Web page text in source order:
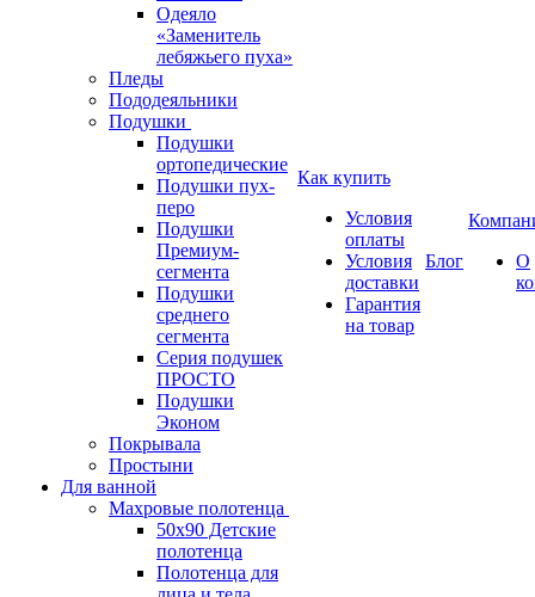
Одеяло
«Заменитель
лебяжьего пуха»
Пледы
Пододеяльники
Подушки
Подушки
ортопедические
Подушки пух-
перо
Подушки
Премиум-
сегмента
Подушки
среднего
сегмента
Серия подушек
ПРОСТО
Подушки
Эконом
Покрывала
Простыни
Для ванной
Махровые полотенца
50х90 Детские
полотенца
Полотенца для
Как купить
Условия
оплаты
Условия
доставки
Гарантия
на товар
Блог
О